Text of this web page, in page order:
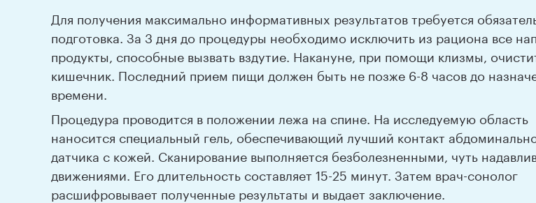
Для получения максимально информативных результатов требуется
подготовка. За 3 дня до процедуры необходимо исключить из рациона все
продукты, способные вызвать вздутие. Накануне, при помощи клизмы,
кишечник. Последний прием пищи должен быть не позже 6-8 часов до
времени.
Процедура проводится в положении лежа на спине. На исследуемую область
наносится специальный гель, обеспечивающий лучший контакт
датчика с кожей. Сканирование выполняется безболезненными, чуть
движениями. Его длительность составляет 15-25 минут. Затем врач-сонолог
расшифровывает полученные результаты и выдает заключение.